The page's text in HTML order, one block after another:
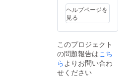
（2021–
2022）
・福岡市美
術館にてエ
ントランス
アート作品
ワーク
ヘルプページを
見る
このプロジェクト
の問題報告はこち
ら よりお問い合わ
せください